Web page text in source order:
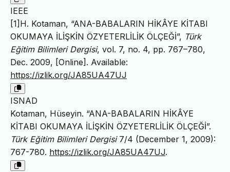
IEEE
[1]H. Kotaman, “ANA-BABALARIN HİKÂYE KİTABI
OKUMAYA İLİŞKİN ÖZYETERLİLİK ÖLÇEĞİ”, Türk
Eğitim Bilimleri Dergisi, vol. 7, no. 4, pp. 767–780,
Dec. 2009, [Online]. Available:
https://izlik.org/JA85UA47UJ
ISNAD
Kotaman, Hüseyin. “ANA-BABALARIN HİKÂYE
KİTABI OKUMAYA İLİŞKİN ÖZYETERLİLİK ÖLÇEĞİ”.
Türk Eğitim Bilimleri Dergisi7/4 (December 1, 2009):
767-780. https://izlik.org/JA85UA47UJ.